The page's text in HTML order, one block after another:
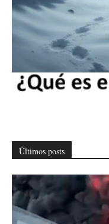
Últimos posts